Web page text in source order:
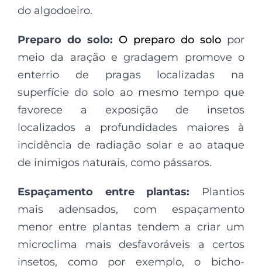
do algodoeiro.
Preparo do solo: O preparo do solo por
meio da aração e gradagem promove o
enterrio de pragas localizadas na
superfície do solo ao mesmo tempo que
favorece a exposição de insetos
localizados a profundidades maiores à
incidência de radiação solar e ao ataque
de inimigos naturais, como pássaros.
Espaçamento entre plantas: Plantios
mais adensados, com espaçamento
menor entre plantas tendem a criar um
microclima mais desfavoráveis a certos
insetos, como por exemplo, o bicho-